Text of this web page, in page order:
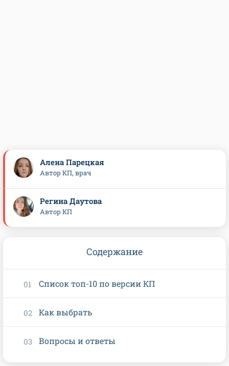
Алена Парецкая
Автор КП, врач
Регина Даутова
Автор КП
Содержание
Список топ-10 по версии КП
Как выбрать
Вопросы и ответы